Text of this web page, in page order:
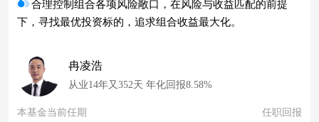
合理控制组合各项风险敞口，在风险与收益匹配的前提
下，寻找最优投资标的，追求组合收益最大化。
冉凌浩
从业14年又352天 年化回报8.58%
本基金当前任期 任职回报